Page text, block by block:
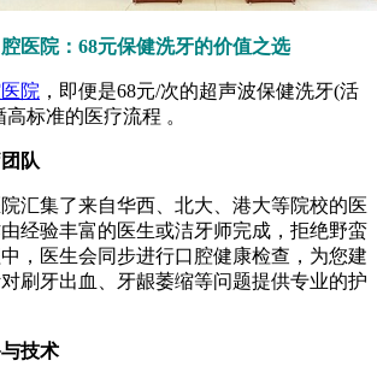
院：68元保健洗牙的价值之选
院 ，即便是68元/次的超声波保健洗牙(活
标准的医疗流程 。
队
集了来自华西、北大、港大等院校的医
经验丰富的医生或洁牙师完成，拒绝野蛮
，医生会同步进行口腔健康检查，为您建
刷牙出血、牙龈萎缩等问题提供专业的护
技术